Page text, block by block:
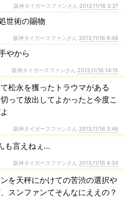
阪神タイガースファンさん 2013,11/16 3:37
世術の賜物
阪神タイガースファンさん 2013,11/16 6:48
やから
阪神タイガースファンさん 2013,11/16 14:15
松永を獲ったトラウマがある
って放出してよかったと今度こ
阪神タイガースファンさん 2013,11/16 3:46
も言えねぇ…
阪神タイガースファンさん 2013,11/16 4:34
を天秤にかけての苦渋の選択や
スンファンてそんなにええの？